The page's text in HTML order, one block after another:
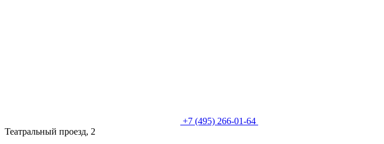
+7 (495) 266-01-64
Театральный проезд, 2